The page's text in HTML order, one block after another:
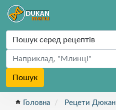
Пошук
home Головна Рецети Дюкан